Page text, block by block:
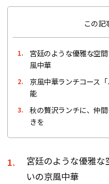
この記
1.
宮廷のような優雅な空
風中華
2.
京風中華ランチコース
能
3.
秋の贅沢ランチに、仲
きを
1.
宮廷のような優雅な
いの京風中華